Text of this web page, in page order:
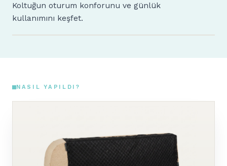
Koltuğun oturum konforunu ve günlük
kullanımını keşfet.
160 cm · 64 kg
NASIL YAPILDI?